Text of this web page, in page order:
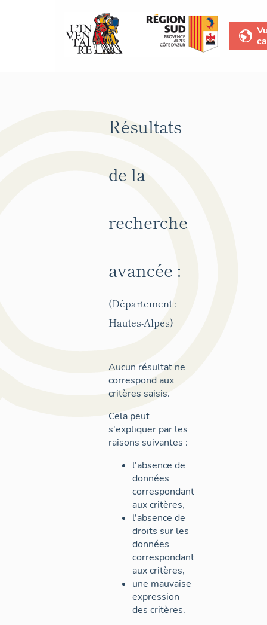
Résultats
de la
recherche
avancée :
(Département :
Hautes-Alpes)
Aucun résultat ne
correspond aux
critères saisis.
Cela peut
s'expliquer par les
raisons suivantes :
l'absence de
données
correspondant
aux critères,
l'absence de
droits sur les
données
correspondant
aux critères,
une mauvaise
expression
des critères.